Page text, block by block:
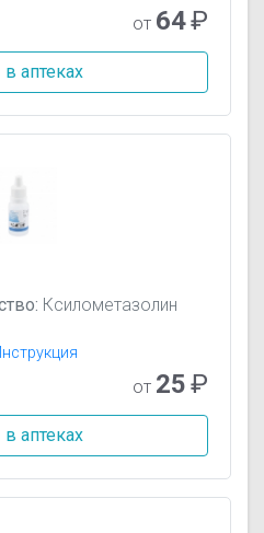
от 64₽
аптеках
Ксилометазолин
от 25₽
аптеках